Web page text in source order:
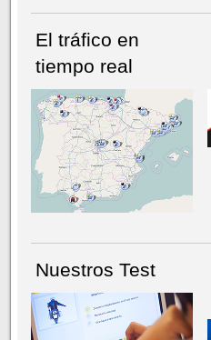
NÚMERO ACTUALHEMEROTECA
El tráfico en
tiempo real
Nuestros Test